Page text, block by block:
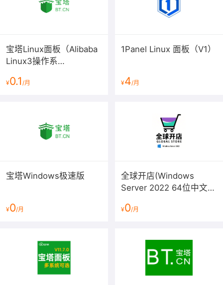
数据迁移（站点/数据库）：
环境基础环境配置：
https://market.aliyun.com/products/52746001/
故障排查（系统类/数据库类/站点类）：
https://market.aliyun.com/products/52740002/
宝塔Linux面板（Alibaba
Linux3操作系
服务器管理/BT Panel）
¥0.1 /月
1Panel Linux 面板（V1）
¥4/月
宝塔Windows极速版
¥0/月
全球开店(Windows
Server 2022 64位中文版
¥0/月